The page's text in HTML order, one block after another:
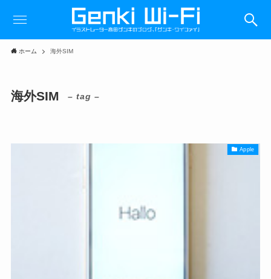
ホーム 海外SIM
海外SIM – tag –
Apple